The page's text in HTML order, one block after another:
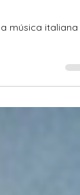
cantar al